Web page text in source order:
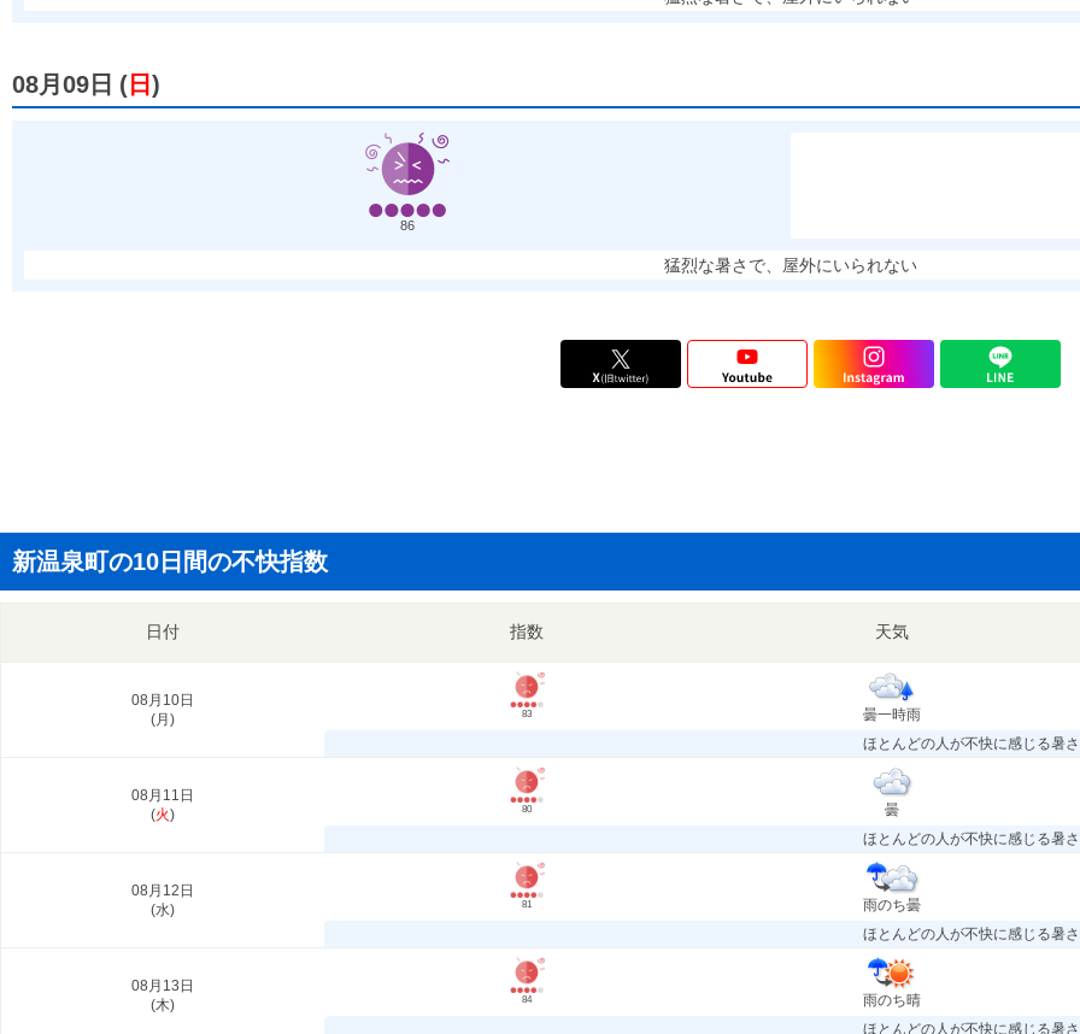
08月09日 ( 日 )
86
猛烈な暑さで、屋外にいられない
新温泉町の10日間の不快指数
日付 指数 天気
08月10日
(月 ) 83
曇一時雨
ほとんどの人が不快に感じる暑さ
08月11日
(火) 80
曇
ほとんどの人が不快に感じる暑さ
08月12日
(水) 81
雨のち曇
ほとんどの人が不快に感じる暑さ
08月13日
(木) 84
雨のち晴
ほとんどの人が不快に感じる暑さ